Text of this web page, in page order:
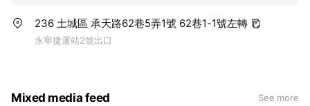
236 土城區 承天路62巷5弄1號 62巷1-1號左轉
永寧捷運站2號出口
Mixed media feed See more